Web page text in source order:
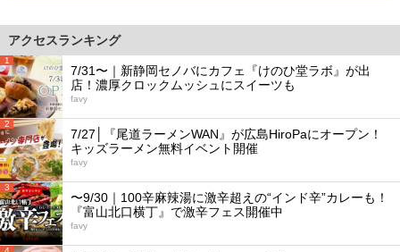
アクセスランキング
1
7/31〜｜新静岡セノバにカフェ『けのひ堂ラボ』が出
店！濃厚クロックムッシュにスイーツも
favy
2
7/27│『尾道ラーメンWAN』が広島HiroPaにオープン！
キッズラーメン無料イベント開催
favy
3
〜9/30｜100辛麻辣湯に激辛超えの“インド辛”カレーも！
『富山北口横丁』で激辛フェス開催中
favy